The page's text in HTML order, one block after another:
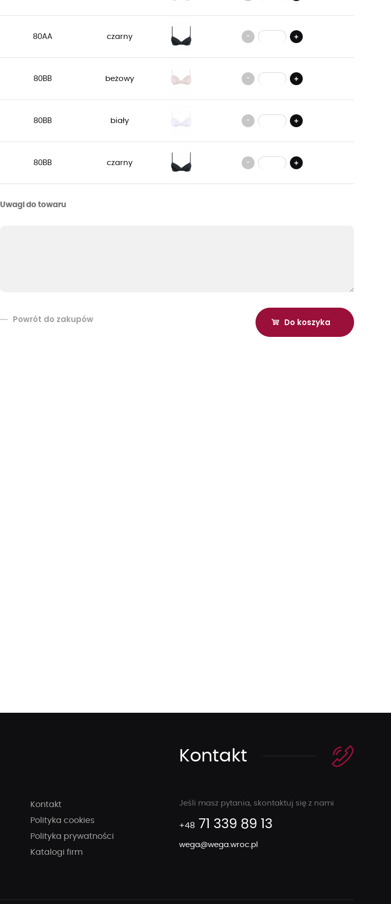
80AA czarny - +
80BB beżowy - +
80BB biały - +
80BB czarny - +
Uwagi do towaru
Powrót do zakupów
Kontakt
Polityka cookies
Polityka prywatności
Katalogi firm
Kontakt
Jeśli masz pytania, skontaktuj się z nami
+48 71 339 89 13
wega@wega.wroc.pl